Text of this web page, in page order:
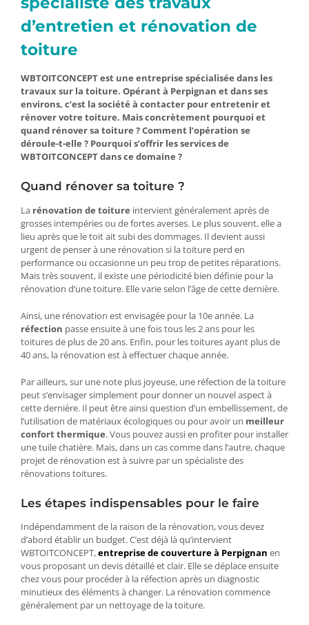
d’entretien et rénovation de
toiture
WBTOITCONCEPT est une entreprise spécialisée dans les
travaux sur la toiture. Opérant à Perpignan et dans ses
environs, c’est la société à contacter pour entretenir et
rénover votre toiture. Mais concrètement pourquoi et
quand rénover sa toiture ? Comment l’opération se
déroule-t-elle ? Pourquoi s’offrir les services de
WBTOITCONCEPT dans ce domaine ?
Quand rénover sa toiture ?
La rénovation de toiture intervient généralement après de
grosses intempéries ou de fortes averses. Le plus souvent, elle a
lieu après que le toit ait subi des dommages. Il devient aussi
urgent de penser à une rénovation si la toiture perd en
performance ou occasionne un peu trop de petites réparations.
Mais très souvent, il existe une périodicité bien définie pour la
rénovation d’une toiture. Elle varie selon l’âge de cette dernière.
Ainsi, une rénovation est envisagée pour la 10e année. La
réfection passe ensuite à une fois tous les 2 ans pour les
toitures de plus de 20 ans. Enfin, pour les toitures ayant plus de
40 ans, la rénovation est à effectuer chaque année.
Par ailleurs, sur une note plus joyeuse, une réfection de la toiture
peut s’envisager simplement pour donner un nouvel aspect à
cette dernière. Il peut être ainsi question d’un embellissement, de
l’utilisation de matériaux écologiques ou pour avoir un meilleur
confort thermique. Vous pouvez aussi en profiter pour installer
une tuile chatière. Mais, dans un cas comme dans l’autre, chaque
projet de rénovation est à suivre par un spécialiste des
rénovations toitures.
Les étapes indispensables pour le faire
Indépendamment de la raison de la rénovation, vous devez
d’abord établir un budget. C’est déjà là qu’intervient
WBTOITCONCEPT,entreprise de couverture à Perpignan en
vous proposant un devis détaillé et clair. Elle se déplace ensuite
chez vous pour procéder à la réfection après un diagnostic
minutieux des éléments à changer. La rénovation commence
généralement par un nettoyage de la toiture.